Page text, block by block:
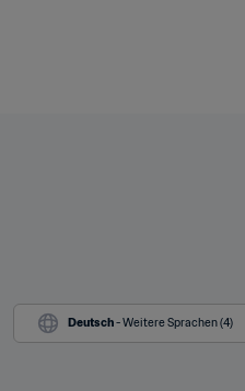
Deutsch - Weitere Sprachen (4)